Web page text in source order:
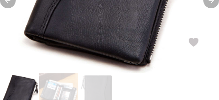
Previous slide